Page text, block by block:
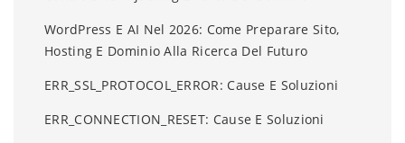
WordPress E AI Nel 2026: Come Preparare Sito,
Hosting E Dominio Alla Ricerca Del Futuro
ERR_SSL_PROTOCOL_ERROR: Cause E Soluzioni
ERR_CONNECTION_RESET: Cause E Soluzioni